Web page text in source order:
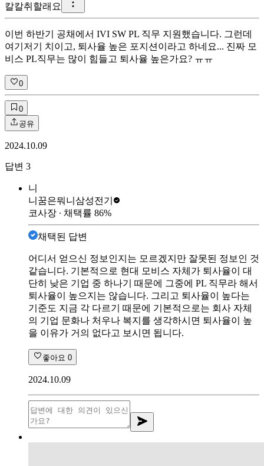
칼칼취할래요
이번 하반기 공채에서 IVI SW PL 직무 지원했습니다. 그런데
여기저기 치이고, 퇴사율 높은 포지션이라고 하네요... 진짜 모
비스 PL직무는 많이 힘들고 퇴사율 높은가요? ㅠㅠ
0
0
공유
2024.10.09
답변 3
니
니꿈은뭐니 삼성전기
코사장 ∙ 채택률 86%
채택된 답변
어디서 얻으신 정보인지는 모르겠지만 잘못된 정보인 것
같습니다. 기본적으로 현대 모비스 자체가 퇴사율이 대
단히 낮은 기업 중 하나기 때문에 그중에 PL 직무라 해서
퇴사율이 높으지는 않습니다. 그리고 퇴사율이 높다는
기준도 지금 각 다르기 때문에 기본적으로는 회사 자체
의 기업 문화나 처우나 복지를 생각하시면 퇴사율이 높
을 이유가 거의 없다고 보시면 됩니다.
좋아요 0
2024.10.09